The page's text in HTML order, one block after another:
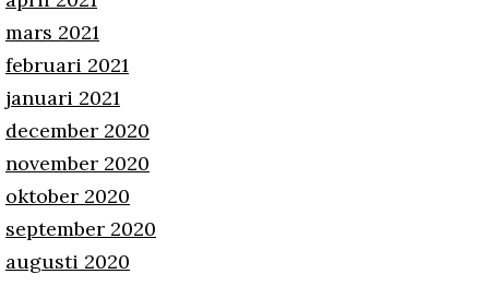
mars 2021
februari 2021
januari 2021
december 2020
november 2020
oktober 2020
september 2020
augusti 2020